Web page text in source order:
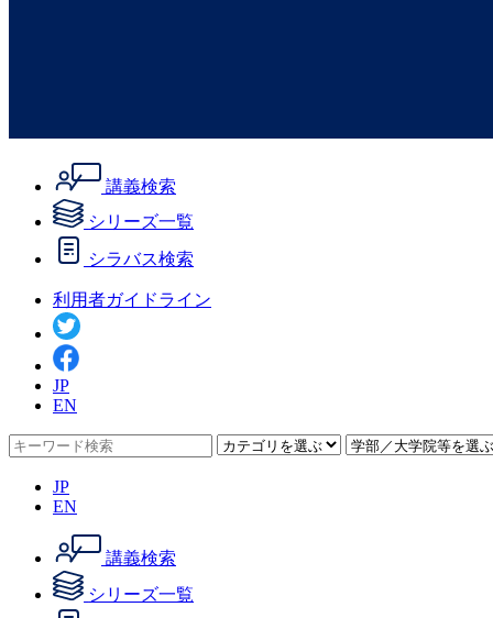
講義検索
シリーズ一覧
シラバス検索
利用者ガイドライン
JP
EN
JP
EN
講義検索
シリーズ一覧